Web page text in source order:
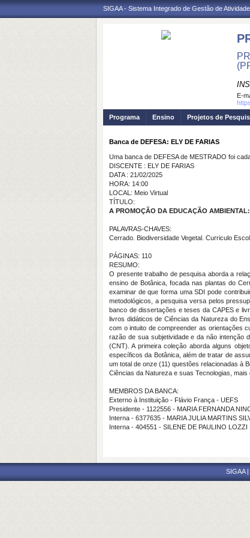
SIGAA - Sistema Integrado de Gestão de
E-
Programa
Ensino Projetos de
Banca de DEFESA: ELY DE FARIAS
Uma banca de DEFESA de MESTRADO foi
DISCENTE : ELY DE FARIAS
DATA : 21/02/2025
HORA: 14:00
LOCAL: Meio Virtual
TÍTULO:
A PROMOÇÃO DA EDUCAÇÃO
PALAVRAS-CHAVES:
Cerrado. Biodiversidade Vegetal. Curriculo
PÁGINAS: 110
RESUMO:
O presente trabalho de pesquisa aborda a
ensino de Botânica, focada nas plantas do
examinar de que forma uma SDI pode
metodológicos, a pesquisa versa pelos
banco de dissertações e teses da CAPES e
livros didáticos de Ciências da Natureza do
com o intuito de compreender as orientações
razão de sua subjetividade e da não intenção
(CNT). A primeira coleção aborda alguns
específicos da Botânica, além de tratar de
um total de onze (11) questões relacionadas à
Ciências da Natureza e suas Tecnologias,
MEMBROS DA BANCA:
Externo à Instituição - Flávio França - UEFS
Presidente - 1122556 - MARIA FERNANDA
Interna - 6377635 - MARIA JULIA MARTINS
Interna - 404551 - SILENE DE PAULINO LOZZI
SIGAA